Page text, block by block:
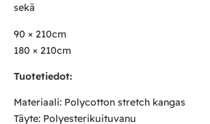
sekä
90 × 210cm
180 × 210cm
Tuotetiedot:
Materiaali: Polycotton stretch kangas
Täyte: Polyesterikuituvanu